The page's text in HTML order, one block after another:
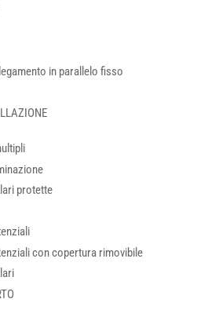
in parallelo fisso
protette
con copertura rimovibile